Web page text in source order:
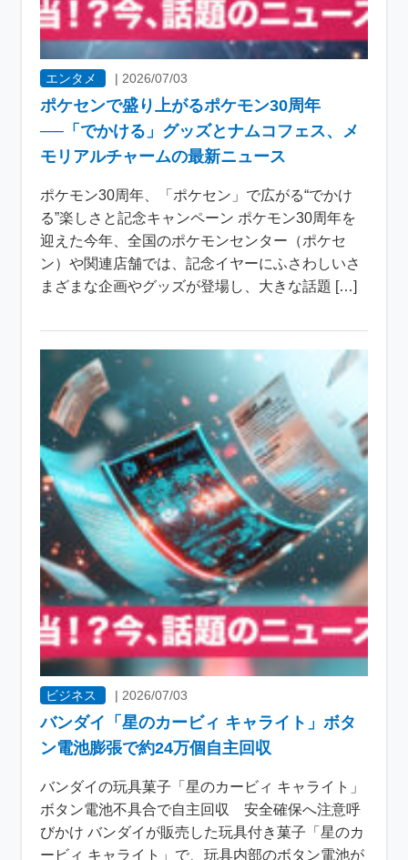
エンタメ |2026/07/03
ポケセンで盛り上がるポケモン30周年
──「でかける」グッズとナムコフェス、メ
モリアルチャームの最新ニュース
ポケモン30周年、「ポケセン」で広がる“でかけ
る”楽しさと記念キャンペーン ポケモン30周年を
迎えた今年、全国のポケモンセンター（ポケセ
ン）や関連店舗では、記念イヤーにふさわしいさ
まざまな企画やグッズが登場し、大きな話題 […]
ビジネス |2026/07/03
バンダイ「星のカービィ キャライト」ボタ
ン電池膨張で約24万個自主回収
バンダイの玩具菓子「星のカービィ キャライト」
ボタン電池不具合で自主回収 安全確保へ注意呼
びかけ バンダイが販売した玩具付き菓子「星のカ
ービィ キャライト」で、玩具内部のボタン電池が